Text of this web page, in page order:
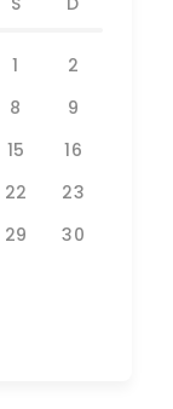
1
2
8
9
15
16
22
23
29
30